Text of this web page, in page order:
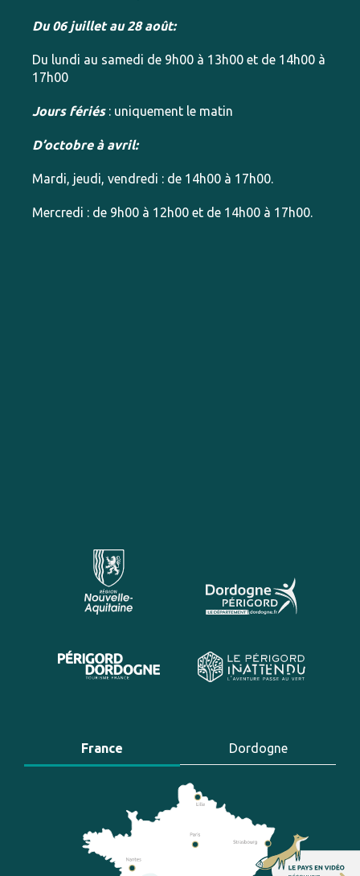
Du 06 juillet au 28 août:
Du lundi au samedi de 9h00 à 13h00 et de 14h00 à
17h00
Jours fériés: uniquement le matin
D’octobre à avril:
Mardi, jeudi, vendredi : de 14h00 à 17h00.
Mercredi : de 9h00 à 12h00 et de 14h00 à 17h00.
France Dordogne